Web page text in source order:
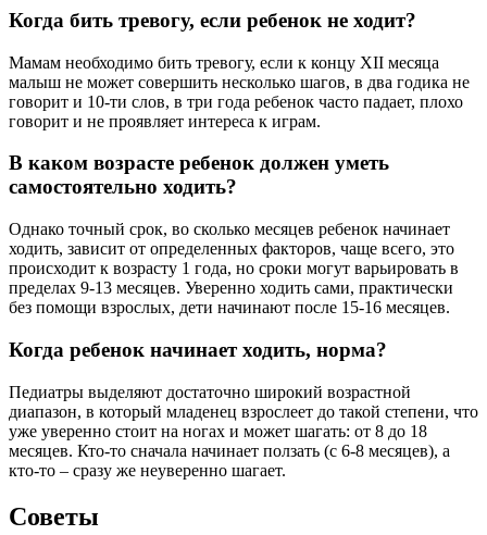
Когда бить тревогу, если ребенок не ходит?
Мамам необходимо бить тревогу, если к концу XII месяца
малыш не может совершить несколько шагов, в два годика не
говорит и 10-ти слов, в три года ребенок часто падает, плохо
говорит и не проявляет интереса к играм.
В каком возрасте ребенок должен уметь
самостоятельно ходить?
Однако точный срок, во сколько месяцев ребенок начинает
ходить, зависит от определенных факторов, чаще всего, это
происходит к возрасту 1 года, но сроки могут варьировать в
пределах 9-13 месяцев. Уверенно ходить сами, практически
без помощи взрослых, дети начинают после 15-16 месяцев.
Когда ребенок начинает ходить, норма?
Педиатры выделяют достаточно широкий возрастной
диапазон, в который младенец взрослеет до такой степени, что
уже уверенно стоит на ногах и может шагать: от 8 до 18
месяцев. Кто-то сначала начинает ползать (с 6-8 месяцев), а
кто-то – сразу же неуверенно шагает.
Советы